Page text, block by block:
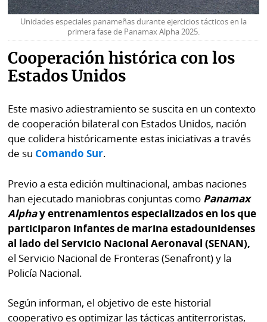
Unidades especiales panameñas durante ejercicios tácticos en la
primera fase de Panamax Alpha 2025.
Cooperación histórica con los
Estados Unidos
Este masivo adiestramiento se suscita en un contexto
de cooperación bilateral con Estados Unidos, nación
que colidera históricamente estas iniciativas a través
de su Comando Sur.
Previo a esta edición multinacional, ambas naciones
han ejecutado maniobras conjuntas como Panamax
Alphay entrenamientos especializados en los que
participaron infantes de marina estadounidenses
al lado del Servicio Nacional Aeronaval (SENAN),
el Servicio Nacional de Fronteras (Senafront) y la
Policía Nacional.
Según informan, el objetivo de este historial
cooperativo es optimizar las tácticas antiterroristas,